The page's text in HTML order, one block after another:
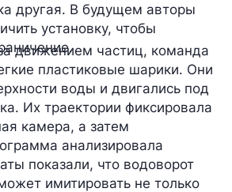
другая. В будущем авторы
установку, чтобы
движением частиц, команда
пластиковые шарики. Они
воды и двигались под
Их траектории фиксировала
камера, а затем
анализировала
показали, что водоворот
имитировать не только